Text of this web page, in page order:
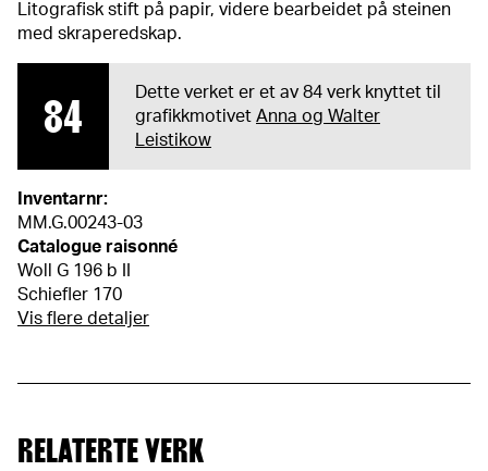
Litografisk stift på papir, videre bearbeidet på steinen
med skraperedskap.
84
Dette verket er et av 84 verk knyttet til
grafikkmotivet Anna og Walter
Leistikow
Inventarnr:
MM.G.00243-03
Catalogue raisonné
Woll G 196 b II
Schiefler 170
Vis flere detaljer
RELATERTE VERK